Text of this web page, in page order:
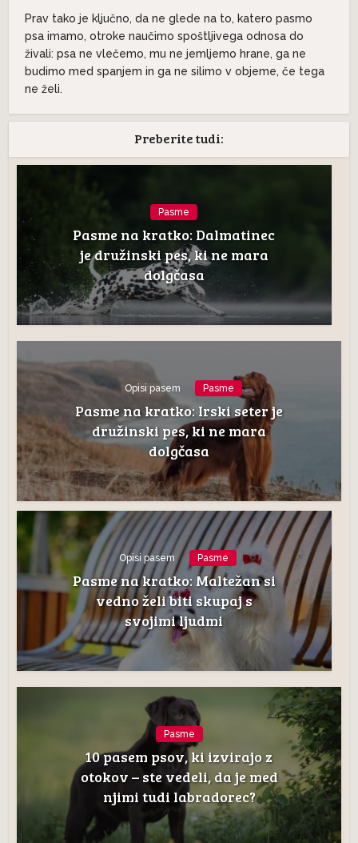
Prav tako je ključno, da ne glede na to, katero pasmo
psa imamo, otroke naučimo spoštljivega odnosa do
živali: psa ne vlečemo, mu ne jemljemo hrane, ga ne
budimo med spanjem in ga ne silimo v objeme, če tega
ne želi.
Preberite tudi:
Pasme
Pasme na kratko: Dalmatinec
je družinski pes, ki ne mara
dolgčasa
Opisi pasem Pasme
Pasme na kratko: Irski seter je
družinski pes, ki ne mara
dolgčasa
Opisi pasem Pasme
Pasme na kratko: Maltežan si
vedno želi biti skupaj s
svojimi ljudmi
Pasme
10 pasem psov, ki izvirajo z
otokov – ste vedeli, da je med
njimi tudi labradorec?